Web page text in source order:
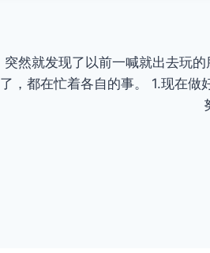
突然就发现了以前一喊就出去玩
了，都在忙着各自的事。 1.现在做